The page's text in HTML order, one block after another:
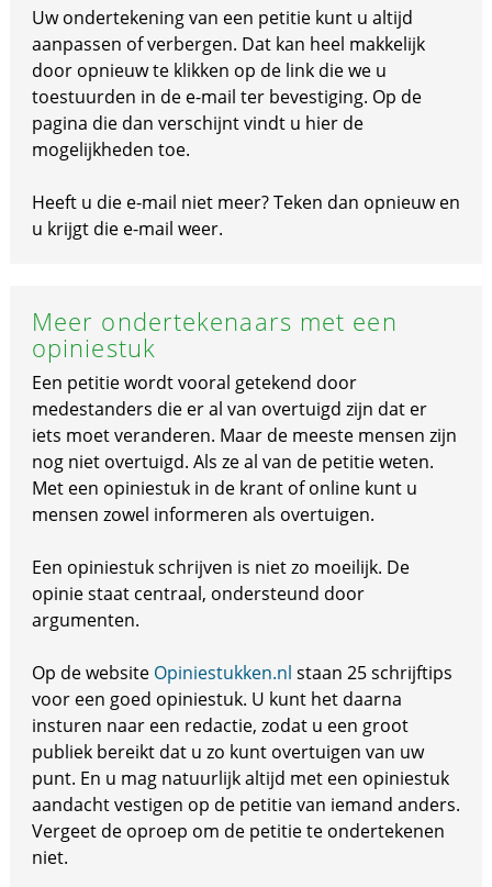
Uw ondertekening van een petitie kunt u altijd
aanpassen of verbergen. Dat kan heel makkelijk
door opnieuw te klikken op de link die we u
toestuurden in de e-mail ter bevestiging. Op de
pagina die dan verschijnt vindt u hier de
mogelijkheden toe.
Heeft u die e-mail niet meer? Teken dan opnieuw en
u krijgt die e-mail weer.
Meer ondertekenaars met een
opiniestuk
Een petitie wordt vooral getekend door
medestanders die er al van overtuigd zijn dat er
iets moet veranderen. Maar de meeste mensen zijn
nog niet overtuigd. Als ze al van de petitie weten.
Met een opiniestuk in de krant of online kunt u
mensen zowel informeren als overtuigen.
Een opiniestuk schrijven is niet zo moeilijk. De
opinie staat centraal, ondersteund door
argumenten.
Op de website Opiniestukken.nl staan 25 schrijftips
voor een goed opiniestuk. U kunt het daarna
insturen naar een redactie, zodat u een groot
publiek bereikt dat u zo kunt overtuigen van uw
punt. En u mag natuurlijk altijd met een opiniestuk
aandacht vestigen op de petitie van iemand anders.
Vergeet de oproep om de petitie te ondertekenen
niet.